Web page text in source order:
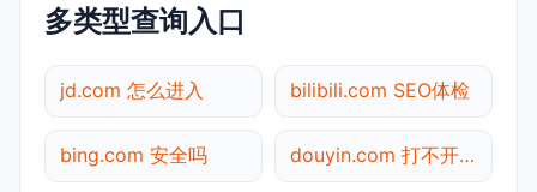
多类型查询入口
jd.com 怎么进入 bilibili.com SEO体检
bing.com 安全吗 douyin.com 打不开检测